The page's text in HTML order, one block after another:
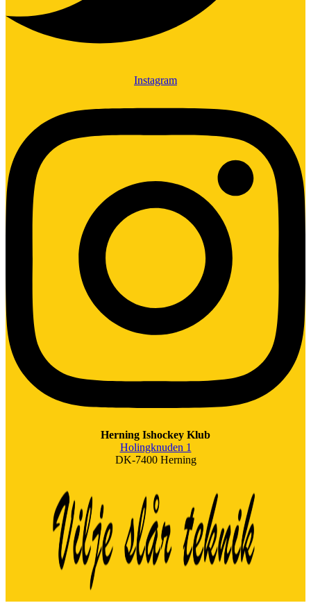
Instagram
Herning Ishockey Klub
Holingknuden 1
DK-7400 Herning